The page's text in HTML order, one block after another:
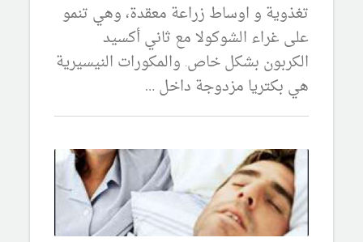
تغذوية و اوساط زراعة معقدة، وهي تنمو
على غراء الشوكولا مع ثاني أكسيد
الكربون بشكل خاص. والمكورات النيسيرية
هي بكتريا مزدوجة داخل …